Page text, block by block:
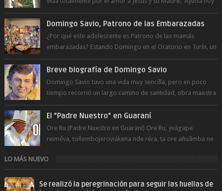
a la juventud para ...
Domingo Savio, Patrono de las Embarazadas
¿Por qué este adolescente es Patrono de las mamás
embarazadas? Estando Domingo en el Oratorio en Turín, un
día le pide a Don Bosco...
Breve biografía de Domingo Savio
Domingo Savio tuvo una vida muy sencilla, pero en poco
tiempo recorrió un largo camino de santidad, obra maestra
del Espíritu Santo y fr...
El "Padre Nuestro" en Guaraní
Ore Ru (Padre Nuestro en Guaraní) Ore Ru, yvágape
reiméva, toñembojeroviákena nde réra, ta ore añuâmba ne
LO MÁS NUEVO
Se realizó la peregrinación para seguir las huellas de